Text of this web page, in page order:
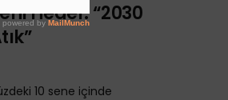
Hedef: “2030
10 sene içinde